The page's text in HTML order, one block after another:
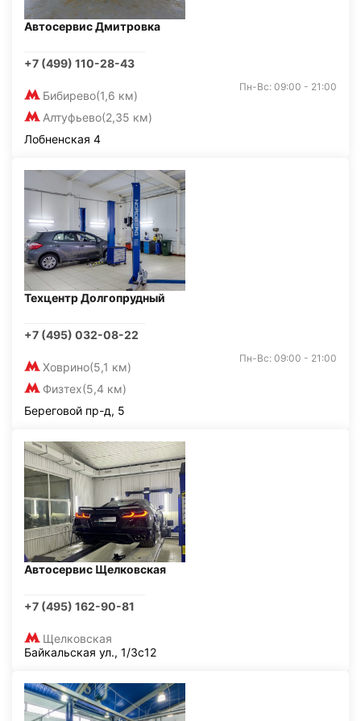
Автосервис Дмитровка
+7 (499) 110-28-43
Бибирево(1,6 км)
Алтуфьево(2,35 км)
Пн-Вс: 09:00 - 21:00
Лобненская 4
Техцентр Долгопрудный
+7 (495) 032-08-22
Ховрино(5,1 км)
Физтех(5,4 км)
Пн-Вс: 09:00 - 21:00
Береговой пр-д, 5
Автосервис Щелковская
+7 (495) 162-90-81
Щелковская
Байкальская ул., 1/3с12